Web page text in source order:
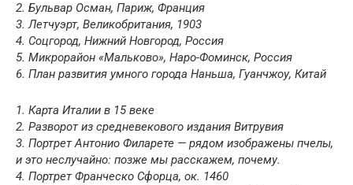
2. Бульвар Осман, Париж, Франция
3. Летчуэрт, Великобритания, 1903
4. Соцгород, Нижний Новгород, Россия
5. Микрорайон «Мальково», Наро-Фоминск, Россия
6. План развития умного города Наньша, Гуанчжоу, Китай
1. Карта Италии в 15 веке
2. Разворот из средневекового издания Витрувия
3. Портрет Антонио Филарете — рядом изображены пчелы,
и это неслучайно: позже мы расскажем, почему.
4. Портрет Франческо Сфорца, ок. 1460